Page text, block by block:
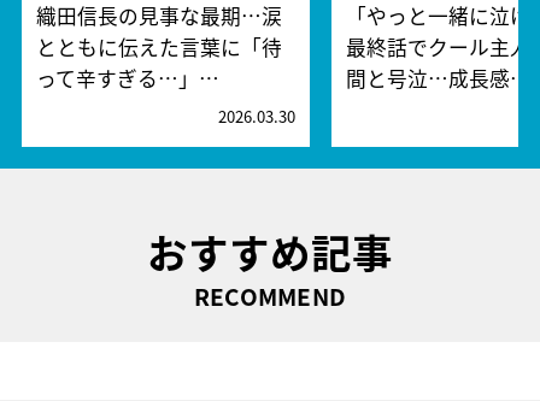
織田信長の見事な最期…涙
とともに伝えた言葉に「待
って辛すぎる…」…
2026.03.30
「やっと一緒に泣け
最終話でクール主人
間と号泣…成長感…
おすすめ記事
RECOMMEND